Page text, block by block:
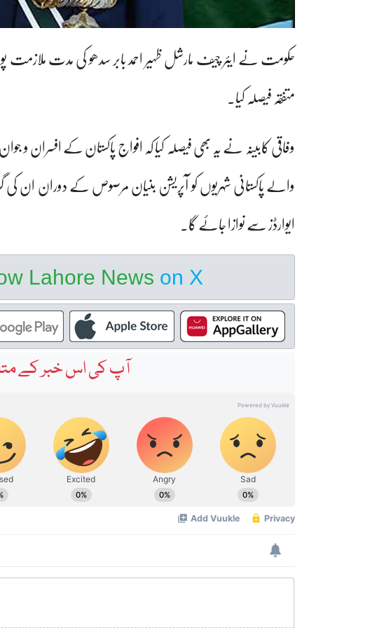
حکومت نے ایئر چیف مارشل ظہیر احمد بابر سدھو کی مدت
متفقہ فیصلہ کیا۔
وفاقی کابینہ نے یہ بھی فیصلہ کیا کہ افواج پاکستان کے افسران و
والے پاکستانی شہریوں کو آپریشن بنیان مرصوص کے دوران
ایوارڈز سے نوازا جائے گا۔
Lahore News on X
آپ کی اس خبر کے